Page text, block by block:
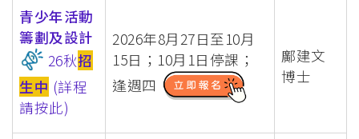
青少年活動
籌劃及設計
26秋招
生中 (詳程
請按此)
2026年8月27日至10月
15日；10月1日停課；
逢週四
鄺建文
博士